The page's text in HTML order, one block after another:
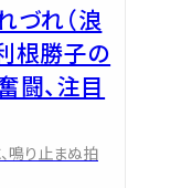
づれ（浪
根勝子の
闘、注目
鳴り止まぬ拍